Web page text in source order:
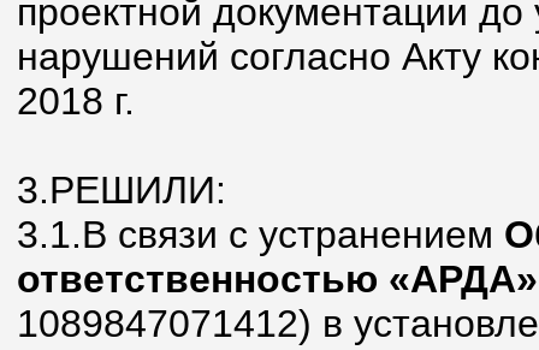
проектной документации
нарушений согласно Акту
2018 г.
3.РЕШИЛИ:
3.1.В связи с устранением
ответственностью «АРДА»
1089847071412) в